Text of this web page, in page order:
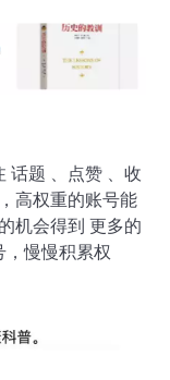
话题 、点赞 、收
高权重的账号能
机会得到 更多的
，慢慢积累权